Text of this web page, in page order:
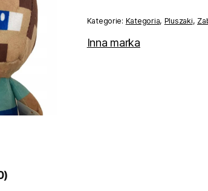
PLUSZAK
MINECRAFT
Kategorie: Kategoria, Pluszaki,
Inna marka